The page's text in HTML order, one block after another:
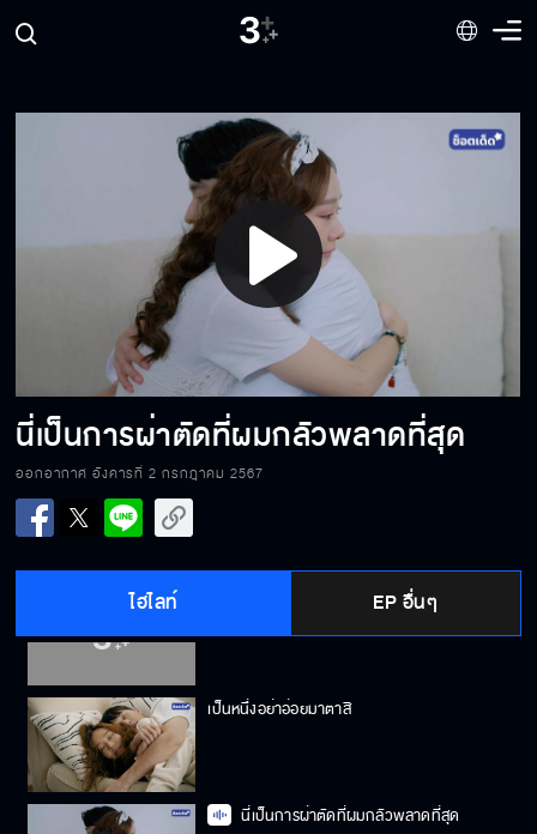
Play
Video
นี่เป็นการผ่าตัดที่ผมกลัวพลาดที่สุด
ออกอากาศ อังคารที่ 2 กรกฎาคม 2567
ไฮไลท์ EP อื่นๆ
คุณเหมือนเล่นละครอยู่ตลอด ใช้ชีวิตให้มันง่ายๆ
บ้างก็ได้
เราทุกคนแค่อยากเป็นตัวของตัวเอง
คุณคิดว่าเราสองคนจะคบกันได้จริง ๆ เหรอ
ลื้อจะพูดคำว่าขอโทษไปอีกนานสักแค่ไหน
เป็นหนึ่งอย่าอ่อยมาตาสิ
นี่เป็นการผ่าตัดที่ผมกลัวพลาดที่สุด